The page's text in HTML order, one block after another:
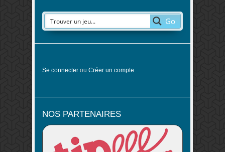
Go
Se connecter ou Créer un compte
NOS PARTENAIRES